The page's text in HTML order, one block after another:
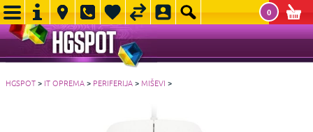
0
HGSPOT> IT OPREMA> PERIFERIJA>MIŠEVI >